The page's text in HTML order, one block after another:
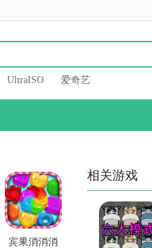
UltraISO 爱奇艺
宾果消消消
相关游戏